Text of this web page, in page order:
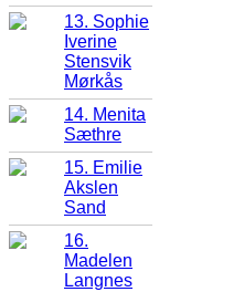
13. Sophie
Iverine
Stensvik
Mørkås
14. Menita
Sæthre
15. Emilie
Akslen
Sand
16.
Madelen
Langnes